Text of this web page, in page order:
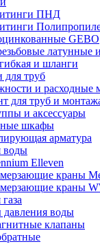
ПНД
GEBO
латунные
и шланги
для труб
и расходные
для труб и
и аксессуары
шкафы
арматура
воды
Elleven
краны
краны
давления воды
клапаны